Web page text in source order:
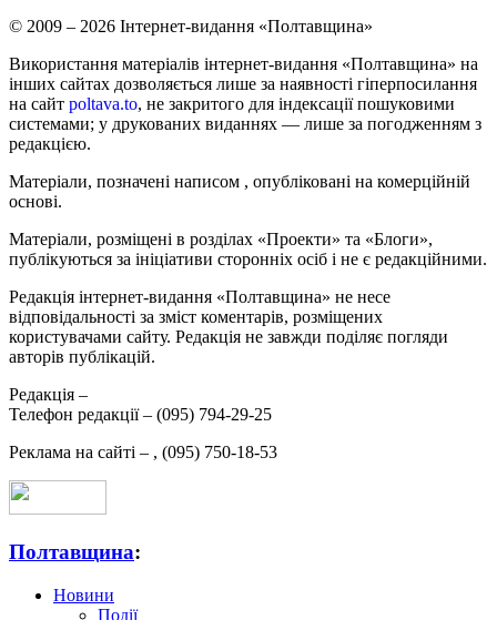
© 2009 – 2026 Інтернет-видання «Полтавщина»
Використання матеріалів інтернет-видання «Полтавщина» на
інших сайтах дозволяється лише за наявності гіперпосилання
на сайт poltava.to, не закритого для індексації пошуковими
системами; у друкованих виданнях — лише за погодженням з
редакцією.
Матеріали, позначені написом , опубліковані на комерційній
основі.
Матеріали, розміщені в розділах «Проекти» та «Блоги»,
публікуються за ініціативи сторонніх осіб і не є редакційними.
Редакція інтернет-видання «Полтавщина» не несе
відповідальності за зміст коментарів, розміщених
користувачами сайту. Редакція не завжди поділяє погляди
авторів публікацій.
Редакція –
Телефон редакції – (095) 794-29-25
Реклама на сайті – , (095) 750-18-53
Полтавщина:
Новини
Події